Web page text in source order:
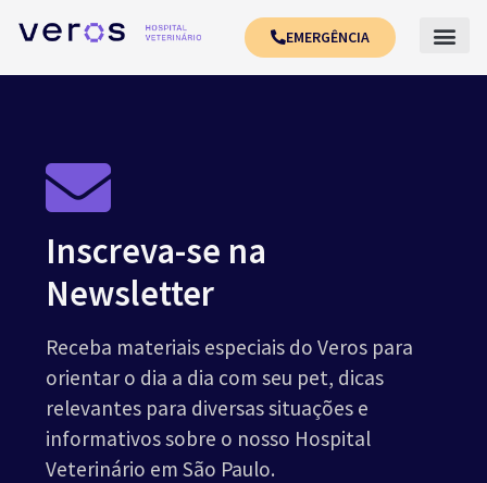
EMERGÊNCIA
Inscreva-se na
Newsletter
Receba materiais especiais do Veros para
orientar o dia a dia com seu pet, dicas
relevantes para diversas situações e
informativos sobre o nosso Hospital
Veterinário em São Paulo.